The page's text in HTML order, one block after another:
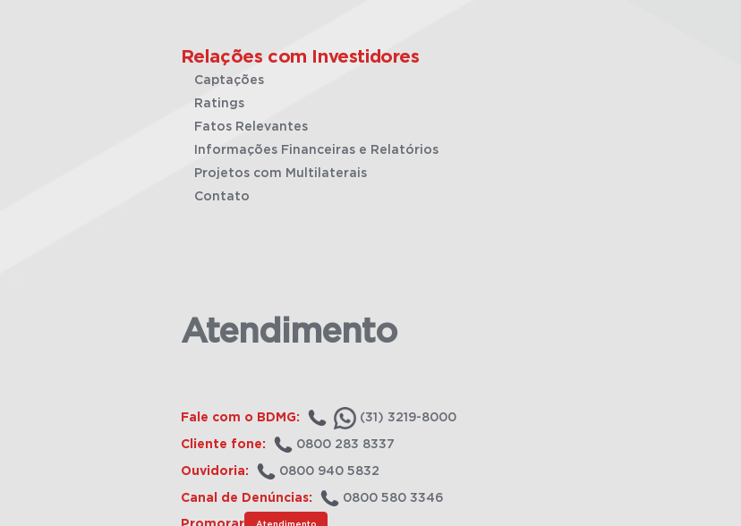
Relações com Investidores
Captações
Ratings
Fatos Relevantes
Informações Financeiras e Relatórios
Projetos com Multilaterais
Contato
Atendimento
Fale com o BDMG: (31) 3219-8000
Cliente fone: 0800 283 8337
Ouvidoria: 0800 940 5832
Canal de Denúncias: 0800 580 3346
Atendimento